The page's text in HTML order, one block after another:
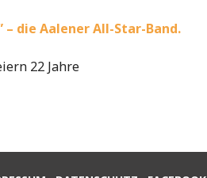
– die Aalener All-Star-Band.
22 Jahre